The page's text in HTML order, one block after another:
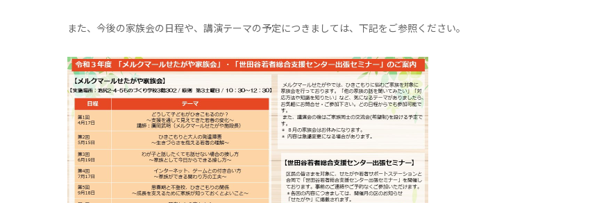
また、今後の家族会の日程や、講演テーマの予定につきましては、下記をご参照ください。